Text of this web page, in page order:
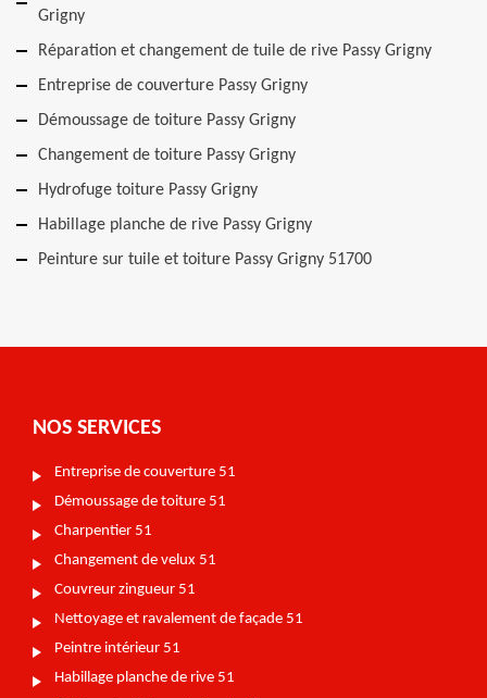
Grigny
Réparation et changement de tuile de rive Passy Grigny
Entreprise de couverture Passy Grigny
Démoussage de toiture Passy Grigny
Changement de toiture Passy Grigny
Hydrofuge toiture Passy Grigny
Habillage planche de rive Passy Grigny
Peinture sur tuile et toiture Passy Grigny 51700
NOS SERVICES
Entreprise de couverture 51
Démoussage de toiture 51
Charpentier 51
Changement de velux 51
Couvreur zingueur 51
Nettoyage et ravalement de façade 51
Peintre intérieur 51
Habillage planche de rive 51